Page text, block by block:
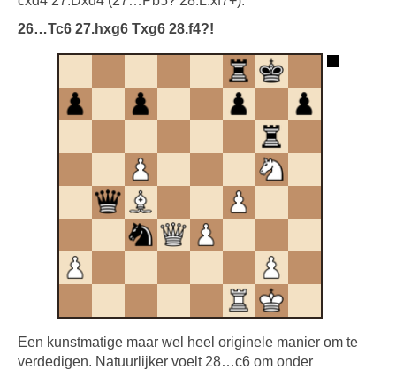
26…Tc6 27.hxg6 Txg6 28.f4?!
Een kunstmatige maar wel heel originele manier om te
verdedigen. Natuurlijker voelt 28…c6 om onder